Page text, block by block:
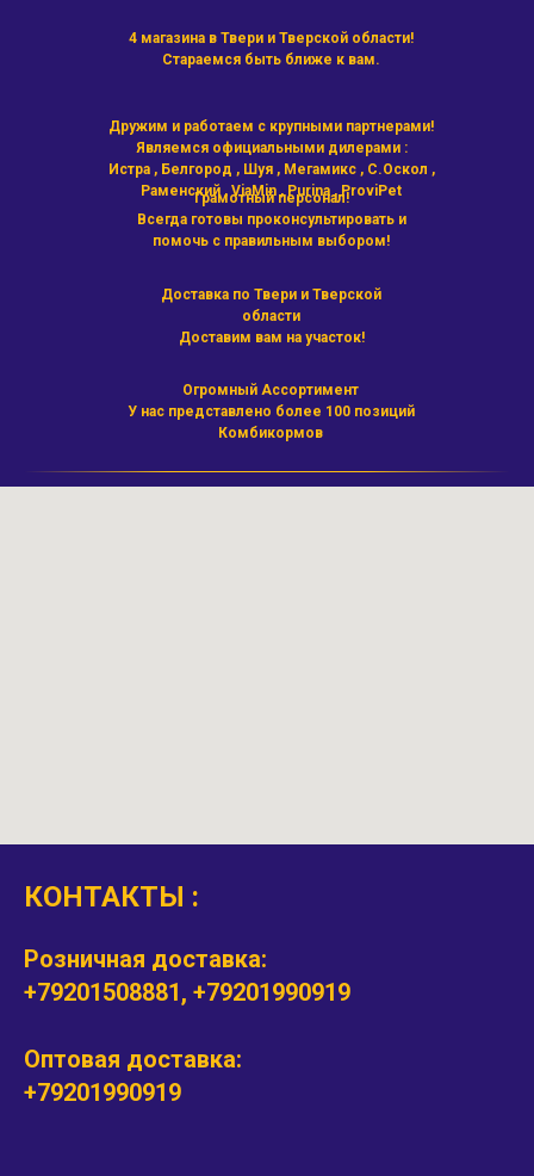
4 магазина в Твери и Тверской области!
Стараемся быть ближе к вам.
Дружим и работаем с крупными партнерами!
Являемся официальными дилерами :
Истра , Белгород , Шуя , Мегамикс , С.Оскол ,
Раменский , ViaMin , Purina , ProviPet
Грамотный персонал!
Всегда готовы проконсультировать и
помочь с правильным выбором!
Доставка по Твери и Тверской
области
Доставим вам на участок!
Огромный Ассортимент
У нас представлено более 100 позиций
Комбикормов
КОНТАКТЫ :
Розничная доставка:
+79201508881, +79201990919
Оптовая доставка:
+79201990919